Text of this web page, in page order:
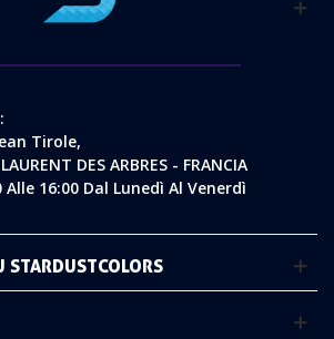
Tirole,
DES ARBRES - FRANCIA
Alle 16:00 Dal Lunedì Al Venerdì